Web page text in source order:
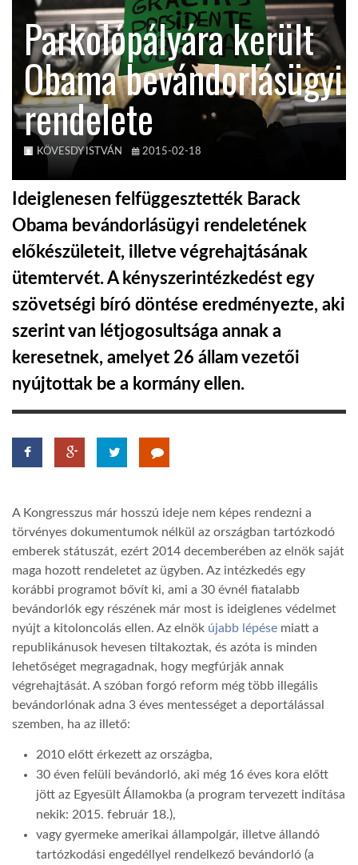
KÖZEL-KELET
AUSZTRÁLIA
A VILÁG ITTHON
MÉDIA
HÍR3D
TROPICALMAGAZIN
GLOBOTV
AFRIKA TUDÁSTÁR
A NAP SZÉPE
LINKTR.EE
GLOBOZSARU
DOBRAVERO.HU
LATIMO.HU
GLOBOBOOK
Parkolópályára került
Obama bevándorlásügyi
rendelete
KÖVESDY ISTVÁN 2015-02-18
Ideiglenesen felfüggesztették Barack
Obama bevándorlásügyi rendeletének
előkészületeit, illetve végrehajtásának
ütemtervét. A kényszerintézkedést egy
szövetségi bíró döntése eredményezte, aki
szerint van létjogosultsága annak a
keresetnek, amelyet 26 állam vezetői
nyújtottak be a kormány ellen.
A Kongresszus már hosszú ideje nem képes rendezni a
törvényes dokumentumok nélkül az országban tartózkodó
emberek státuszát, ezért 2014 decemberében az elnök saját
maga hozott rendeletet az ügyben. Az intézkedés egy
korábbi programot bővít ki, ami a 30 évnél fiatalabb
bevándorlók egy részének már most is ideiglenes védelmet
nyújt a kitoloncolás ellen. Az elnök újabb lépése miatt a
republikánusok hevesen tiltakoztak, és azóta is minden
lehetőséget megragadnak, hogy megfúrják annak
végrehajtását. A szóban forgó reform még több illegális
bevándorlónak adna 3 éves mentességet a deportálással
szemben, ha az illető:
2010 előtt érkezett az országba,
30 éven felüli bevándorló, aki még 16 éves kora előtt
jött az Egyesült Államokba (a program tervezett indítása
nekik: 2015. február 18.),
vagy gyermeke amerikai állampolgár, illetve állandó
tartózkodási engedéllyel rendelkező bevándorló (a